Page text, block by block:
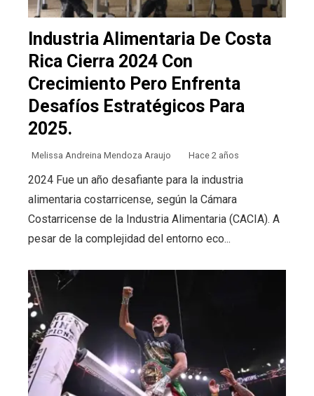
Industria Alimentaria De Costa
Rica Cierra 2024 Con
Crecimiento Pero Enfrenta
Desafíos Estratégicos Para
2025.
Melissa Andreina Mendoza Araujo Hace 2 años
2024 Fue un año desafiante para la industria
alimentaria costarricense, según la Cámara
Costarricense de la Industria Alimentaria (CACIA). A
pesar de la complejidad del entorno eco...